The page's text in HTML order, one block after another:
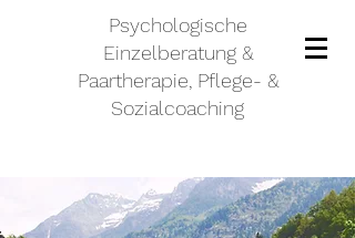
Psychologische
Einzelberatung &
Paartherapie, Pflege- &
Sozialcoaching